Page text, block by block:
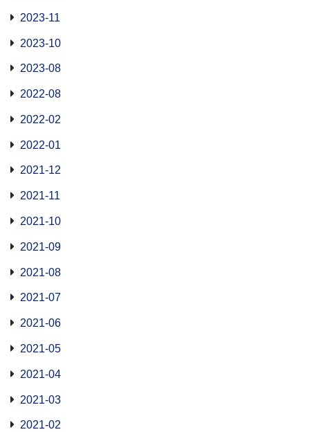
2023-11
2023-10
2023-08
2022-08
2022-02
2022-01
2021-12
2021-11
2021-10
2021-09
2021-08
2021-07
2021-06
2021-05
2021-04
2021-03
2021-02